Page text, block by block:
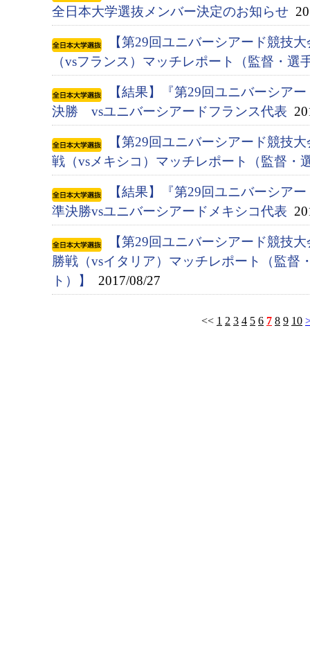
全日本大学選抜メンバー決定のお知らせ
【第29回ユニバーシアード競技
（vsフランス）マッチレポート（監督・選
【結果】『第29回ユニバーシア
決勝 vsユニバーシアードフランス代表
【第29回ユニバーシアード競技
戦（vsメキシコ）マッチレポート（監督・
【結果】『第29回ユニバーシア
準決勝vsユニバーシアードメキシコ代表
【第29回ユニバーシアード競技
勝戦（vsイタリア）マッチレポート（監督
ト）】
2017/08/27
<< 1 2 3 4 5 6 7 8 9 10